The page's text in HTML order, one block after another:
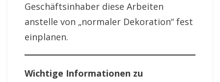
Geschäftsinhaber diese Arbeiten
anstelle von „normaler Dekoration“ fest
einplanen.
Wichtige Informationen zu